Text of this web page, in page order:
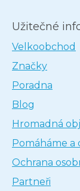
Užitečné
Velkoobchod
Značky
Poradna
Blog
Hromadná
Pomáháme
Ochrana
Partneři